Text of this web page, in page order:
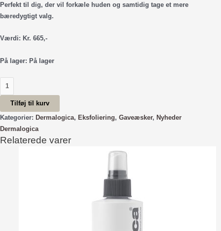
Perfekt til dig, der vil forkæle huden og samtidig tage et mere
bæredygtigt valg.
Værdi: Kr. 665,-
På lager: På lager
The
First
Snow
-
Gaveæske
antal
Tilføj til kurv
Kategorier: Dermalogica, Eksfoliering, Gaveæsker, Nyheder
Dermalogica
Relaterede varer